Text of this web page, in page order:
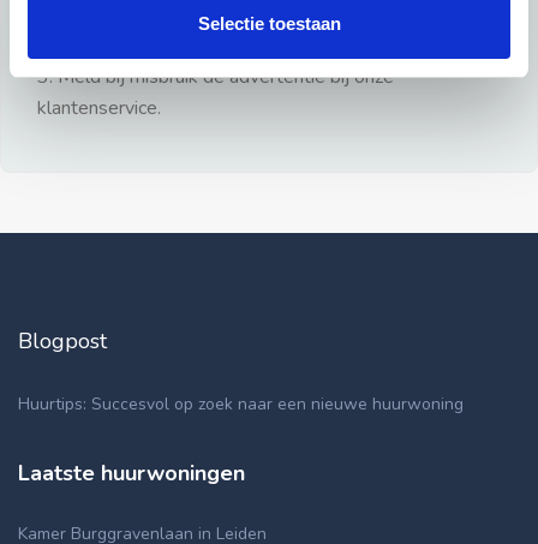
Selectie toestaan
3: Meld bij misbruik de advertentie bij onze
klantenservice.
Blogpost
Huurtips: Succesvol op zoek naar een nieuwe huurwoning
Laatste huurwoningen
Kamer Burggravenlaan in Leiden